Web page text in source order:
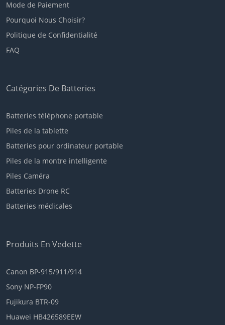
Mode de Paiement
Pourquoi Nous Choisir?
Politique de Confidentialité
FAQ
Catégories De Batteries
Batteries téléphone portable
Piles de la tablette
Batteries pour ordinateur portable
Piles de la montre intelligente
Piles Caméra
Batteries Drone RC
Batteries médicales
Produits En Vedette
Canon BP-915/911/914
Sony NP-FP90
Fujikura BTR-09
Huawei HB426589EEW